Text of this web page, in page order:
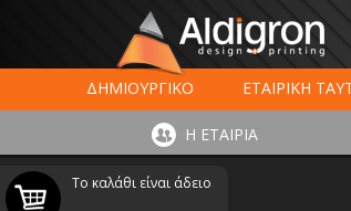
ΔΗΜΙΟΥΡΓΙΚΟ ΕΤΑΙΡΙΚΗ
ΕΚΤΥΠΩΣΗ ΣΥΣΚΕΥΑΣΙΑΣ
Η ΕΤΑΙΡΙΑ
Το καλάθι είναι άδειο